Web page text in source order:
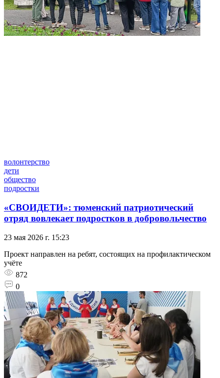
волонтерство
дети
общество
подростки
«СВОИДЕТИ»: тюменский патриотический
отряд вовлекает подростков в добровольчество
23 мая 2026 г. 15:23
Проект направлен на ребят, состоящих на профилактическом
учёте
872
0